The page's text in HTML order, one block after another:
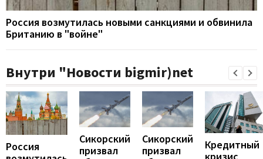
Россия возмутилась новыми санкциями и обвинила
Британию в "войне"
Внутри "Новости bigmir)net
Россия
Сикорский
призвал
Сикорский
призвал
Кредитный